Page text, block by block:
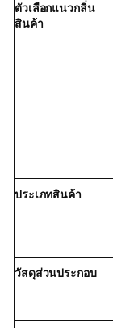
ตัวเลือกแนวกลิ่น
สินค้า
ประเภทสินค้า
วัสดุส่วนประกอบ